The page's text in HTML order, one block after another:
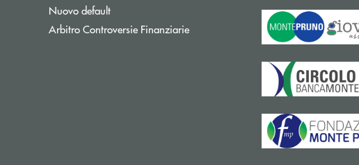
Nuovo default
Arbitro Controversie FinanziarieApre una nuova finestra